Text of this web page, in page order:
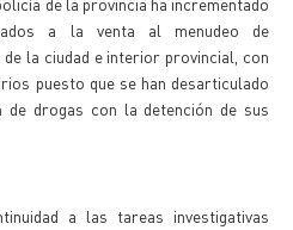
a la venta al menudeo de
la ciudad e interior provincial, con
puesto que se han desarticulado
drogas con la detención de sus
a las tareas investigativas